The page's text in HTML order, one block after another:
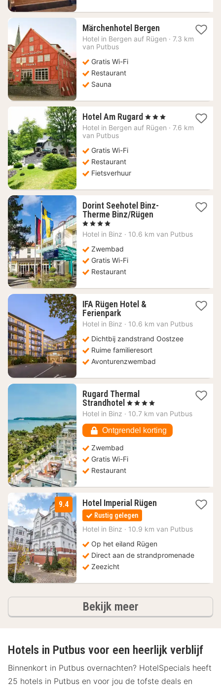
Märchenhotel Bergen1
nacht
Hotel in Bergen auf Rügen · 7.3 km
van Putbus
Gratis Wi-Fi
Restaurant
Sauna
Hotel Am Rugard 1
nacht
vanaf
, 3 Sterren
Hotel in Bergen auf Rügen · 7.6 km
van Putbus
Gratis Wi-Fi
Restaurant
Fietsverhuur
Dorint Seehotel Binz-
Therme Binz/Rügen1
vanaf
, 4 Sterren
Hotel in Binz · 10.6 km van Putbus
Zwembad
Gratis Wi-Fi
Restaurant
IFA Rügen Hotel &
Ferienpark1
nacht
99
€
Hotel in Binz · 10.6 km van Putbus
Dichtbij zandstrand Oostzee
Ruime familieresort
Avonturenzwembad
Rugard Thermal
Strandhotel 1
nacht
156,72
€
, 4 Sterren
Hotel in Binz · 10.7 km van Putbus
Ontgrendel korting
Zwembad
Gratis Wi-Fi
Restaurant
9.4 Hotel Imperial Rügen1
101,16
Rustig gelegen
Hotel in Binz · 10.9 km van Putbus
Op het eiland Rügen
Direct aan de strandpromenade
Zeezicht
Bekijk meerhotels
Hotels in Putbus voor een heerlijk verblijf
Binnenkort in Putbus overnachten? HotelSpecials heeft
25 hotels in Putbus en voor jou de tofste deals en